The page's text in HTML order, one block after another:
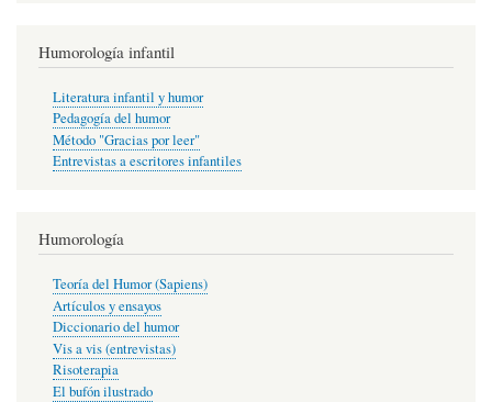
Humorología infantil
Literatura infantil y humor
Pedagogía del humor
Método "Gracias por leer"
Entrevistas a escritores infantiles
Humorología
Teoría del Humor (Sapiens)
Artículos y ensayos
Diccionario del humor
Vis a vis (entrevistas)
Risoterapia
El bufón ilustrado